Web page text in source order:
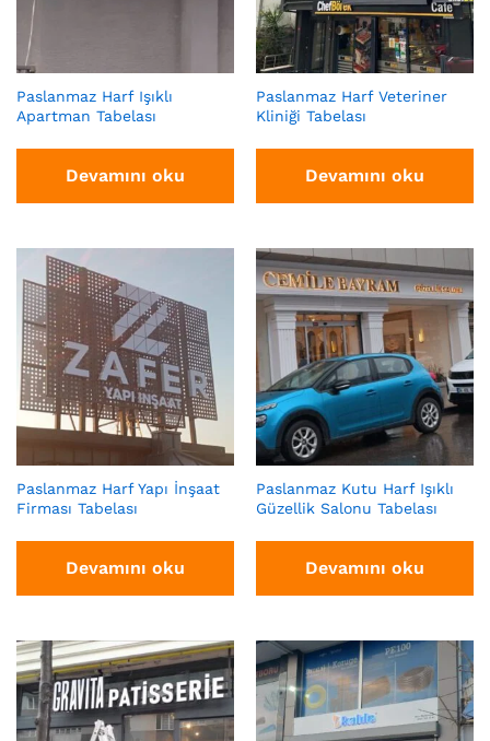
Paslanmaz Harf Işıklı
Apartman Tabelası
Devamını oku
Paslanmaz Harf Veteriner
Kliniği Tabelası
Devamını oku
Paslanmaz Harf Yapı İnşaat
Firması Tabelası
Devamını oku
Paslanmaz Kutu Harf Işıklı
Güzellik Salonu Tabelası
Devamını oku